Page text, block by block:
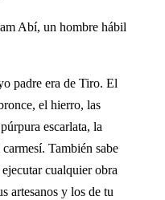
Abí, un hombre hábil
padre era de Tiro. El
el hierro, las
escarlata, la
También sabe
cualquier obra
artesanos y los de tu